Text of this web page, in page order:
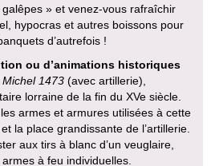
» et venez-vous rafraîchir
hypocras et autres boissons pour
d’autrefois !
ou d’animations historiques
1473 (avec artillerie),
lorraine de la fin du XVe siècle.
armes et armures utilisées à cette
la place grandissante de l’artillerie.
aux tirs à blanc d’un veuglaire,
à feu individuelles.